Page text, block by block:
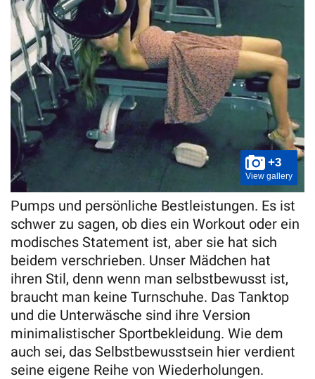
+3
View gallery
Pumps und persönliche Bestleistungen. Es ist
schwer zu sagen, ob dies ein Workout oder ein
modisches Statement ist, aber sie hat sich
beidem verschrieben. Unser Mädchen hat
ihren Stil, denn wenn man selbstbewusst ist,
braucht man keine Turnschuhe. Das Tanktop
und die Unterwäsche sind ihre Version
minimalistischer Sportbekleidung. Wie dem
auch sei, das Selbstbewusstsein hier verdient
seine eigene Reihe von Wiederholungen.